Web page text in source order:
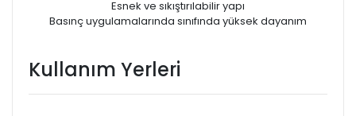
Esnek ve sıkıştırılabilir yapı
Basınç uygulamalarında sınıfında yüksek dayanım
Kullanım Yerleri